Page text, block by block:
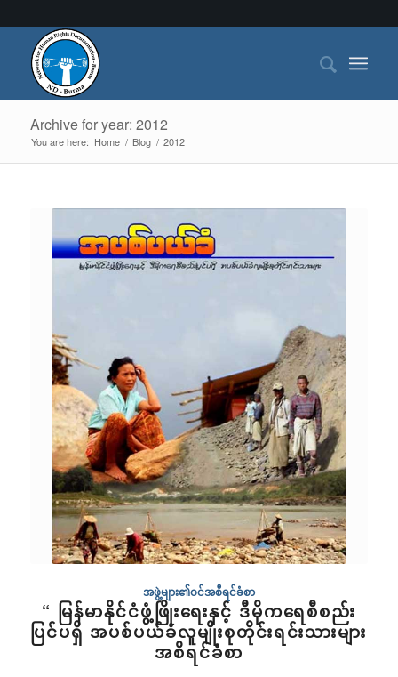
Archive for year: 2012
You are here: Home / Blog / 2012
အဖွဲ့များ၏ဝင်အစီရင်ခံစာ
“ မြန်မာနိုင်ငံဖွံ့ဖြိုးရေးနှင့် ဒီမိုကရေစီစည်း
ပြင်ပရှိ အပစ်ပယ်ခံလူမျိုးစုတိုင်းရင်းသားများ
အစိရင်ခံစာ